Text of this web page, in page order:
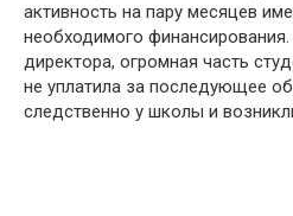
активность на пару месяцев
необходимого
директора, огромная часть
не уплатила за последующее
следственно у школы и